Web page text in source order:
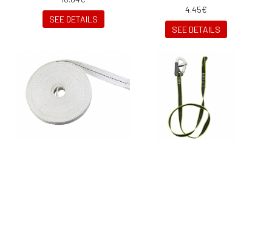
SEE DETAILS
4.45€
SEE DETAILS